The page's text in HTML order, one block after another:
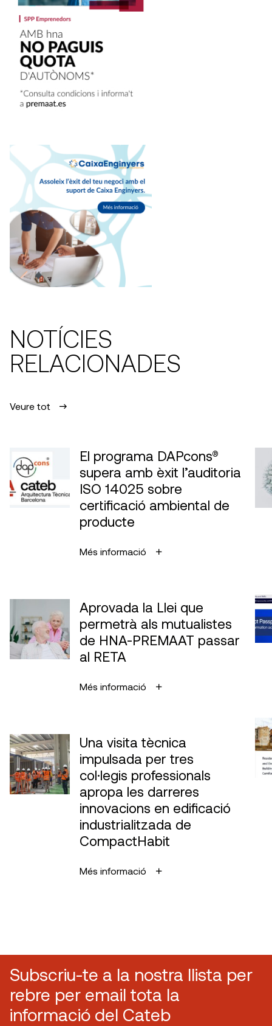
NOTÍCIES
RELACIONADES
Veure tot
El programa DAPcons®
supera amb èxit l’auditoria
ISO 14025 sobre
certificació ambiental de
producte
Més informació
Aprovada la Llei que
permetrà als mutualistes
de HNA-PREMAAT passar
al RETA
Més informació
Una visita tècnica
impulsada per tres
col·legis professionals
apropa les darreres
innovacions en edificació
industrialitzada de
CompactHabit
Més informació
Subscriu-te a la nostra llista per
rebre per email tota la
informació del Cateb